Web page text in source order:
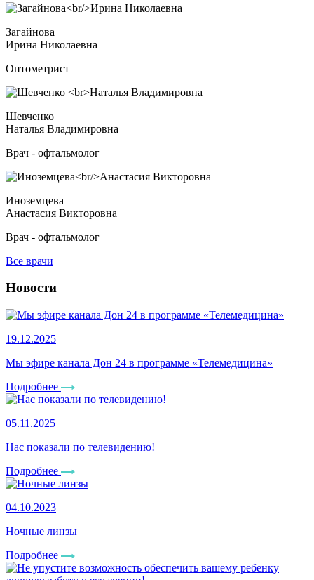
Загайнова
Ирина Николаевна
Оптометрист
Шевченко
Наталья Владимировна
Врач - офтальмолог
Иноземцева
Анастасия Викторовна
Врач - офтальмолог
Все врачи
Новости
19.12.2025
Мы эфире канала Дон 24 в программе «Телемедицина»
Подробнее
05.11.2025
Нас показали по телевидению!
Подробнее
04.10.2023
Ночные линзы
Подробнее